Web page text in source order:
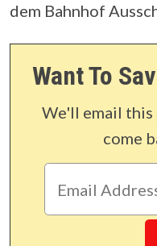
dem Bahnhof
Want To
We'll email this
come